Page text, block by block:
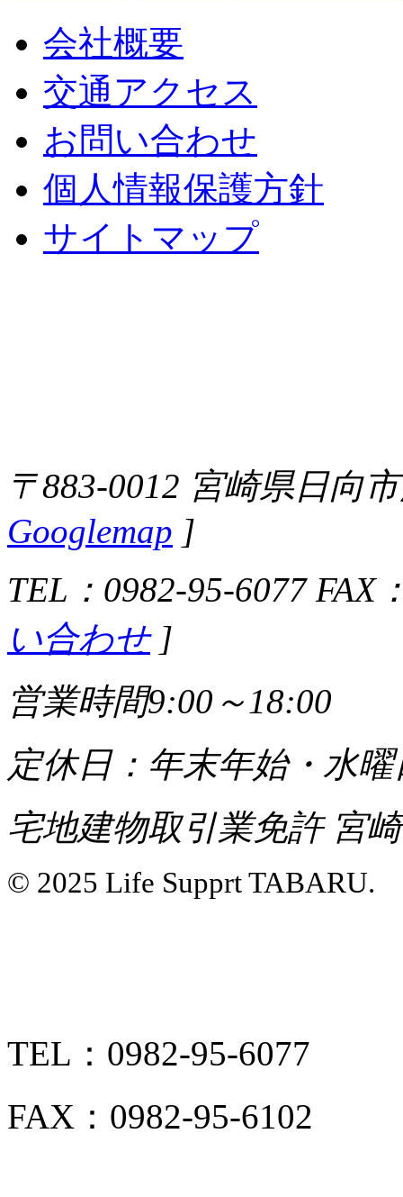
会社概要
交通アクセス
お問い合わせ
個人情報保護方針
サイトマップ
〒883-0012 宮崎県日向
Googlemap ]
TEL：0982-95-6077 FAX
い合わせ]
営業時間9:00～18:00
定休日：年末年始・水曜
宅地建物取引業免許 宮
© 2025 Life Supprt TABARU.
TEL：0982-95-6077
FAX：0982-95-6102